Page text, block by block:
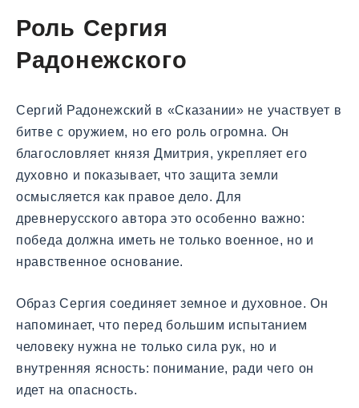
Роль Сергия
Радонежского
Сергий Радонежский в «Сказании» не участвует в
битве с оружием, но его роль огромна. Он
благословляет князя Дмитрия, укрепляет его
духовно и показывает, что защита земли
осмысляется как правое дело. Для
древнерусского автора это особенно важно:
победа должна иметь не только военное, но и
нравственное основание.
Образ Сергия соединяет земное и духовное. Он
напоминает, что перед большим испытанием
человеку нужна не только сила рук, но и
внутренняя ясность: понимание, ради чего он
идет на опасность.